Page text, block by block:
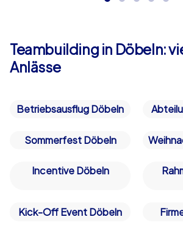
Teambuilding in Döbeln:
Anlässe
Betriebsausflug Döbeln
Sommerfest Döbeln
Incentive Döbeln
Kick-Off Event Döbeln